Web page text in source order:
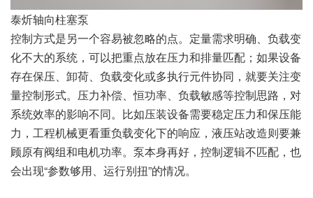
泰炘轴向柱塞泵
控制方式是另一个容易被忽略的点。定量需求明确、负载变
化不大的系统，可以把重点放在压力和排量匹配；如果设备
存在保压、卸荷、负载变化或多执行元件协同，就要关注变
量控制形式。压力补偿、恒功率、负载敏感等控制思路，对
系统效率的影响不同。比如压装设备需要稳定压力和保压能
力，工程机械更看重负载变化下的响应，液压站改造则要兼
顾原有阀组和电机功率。泵本身再好，控制逻辑不匹配，也
会出现“参数够用、运行别扭”的情况。